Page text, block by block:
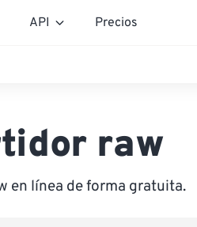
API Precios
raw
en línea de forma gratuita.